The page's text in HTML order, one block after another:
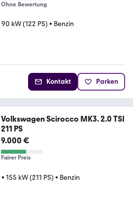
Ohne Bewertung
90 kW (122 PS) • Benzin
Kontakt Parken
Volkswagen Scirocco MK3. 2.0 TSI
211 PS
9.000 €
Fairer Preis
• 155 kW (211 PS) • Benzin